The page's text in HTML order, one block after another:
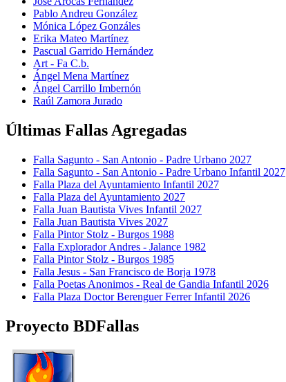
Pablo Andreu González
Mónica López Gonzáles
Erika Mateo Martínez
Pascual Garrido Hernández
Art - Fa C.b.
Ángel Mena Martínez
Ángel Carrillo Imbernón
Raúl Zamora Jurado
Últimas Fallas Agregadas
Falla Sagunto - San Antonio - Padre Urbano 2027
Falla Sagunto - San Antonio - Padre Urbano Infantil 2027
Falla Plaza del Ayuntamiento Infantil 2027
Falla Plaza del Ayuntamiento 2027
Falla Juan Bautista Vives Infantil 2027
Falla Juan Bautista Vives 2027
Falla Pintor Stolz - Burgos 1988
Falla Explorador Andres - Jalance 1982
Falla Pintor Stolz - Burgos 1985
Falla Jesus - San Francisco de Borja 1978
Falla Poetas Anonimos - Real de Gandia Infantil 2026
Falla Plaza Doctor Berenguer Ferrer Infantil 2026
Proyecto BDFallas